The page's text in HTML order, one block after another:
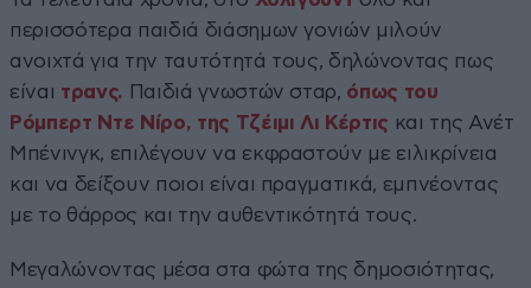
περισσότερα παιδιά διάσημων γονιών μιλούν
ανοιχτά για την ταυτότητά τους, δηλώνοντας πως
είναι τρανς. Παιδιά γνωστών σταρ, όπως του
Ρόμπερτ Ντε Νίρο, της Τζέιμι Λι Κέρτις και της Ανέτ
Μπένινγκ, επιλέγουν να εκφραστούν με ειλικρίνεια
και να δείξουν ποιοι είναι πραγματικά, εμπνέοντας
με το θάρρος και την αυθεντικότητά τους.
Μεγαλώνοντας μέσα στα φώτα της δημοσιότητας,